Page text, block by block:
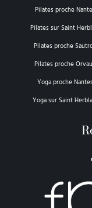
Pilates proche
Pilates sur Saint
Pilates proche
Pilates proche
Yoga proche
Yoga sur Saint